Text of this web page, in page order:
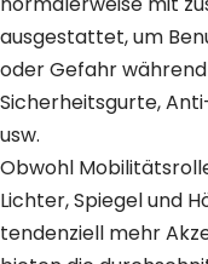
ausgestattet, um
oder Gefahr
Sicherheitsgurte,
usw.
Obwohl
Lichter, Spiegel und
tendenziell mehr